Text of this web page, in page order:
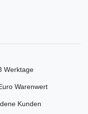
Werktage
Warenwert
Kunden